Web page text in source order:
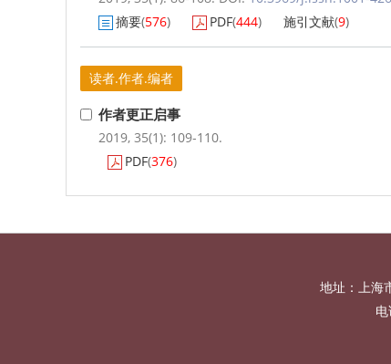
摘要(576) PDF(444) 施引文献(9)
读者.作者.编者
作者更正启事
2019, 35(1): 109-110.
PDF(376)
地址：上海